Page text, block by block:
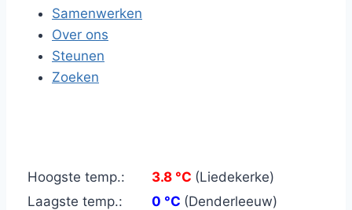
Samenwerken
Over ons
Steunen
Zoeken
Hoogste temp.: 3.8 °C (Liedekerke)
Laagste temp.:
0 °C (Denderleeuw)